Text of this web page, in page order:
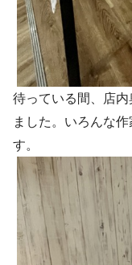
待っている間、店
ました。いろんな
す。